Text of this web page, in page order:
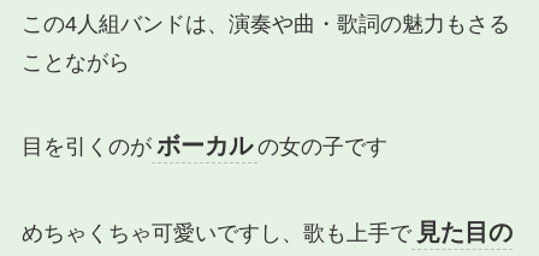
この4人組バンドは、演奏や曲・歌詞の魅力もさる
ことながら
目を引くのが ボーカル の女の子です
めちゃくちゃ可愛いですし、歌も上手で 見た目の